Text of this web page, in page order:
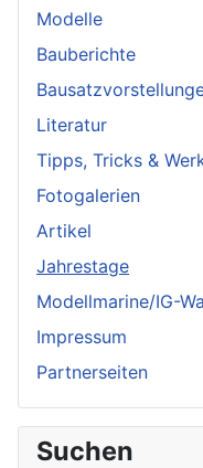
Modelle
Bauberichte
Literatur
Tipps, Tricks &
Fotogalerien
Artikel
Jahrestage
Modellmarine/IG-
Impressum
Partnerseiten
Suchen